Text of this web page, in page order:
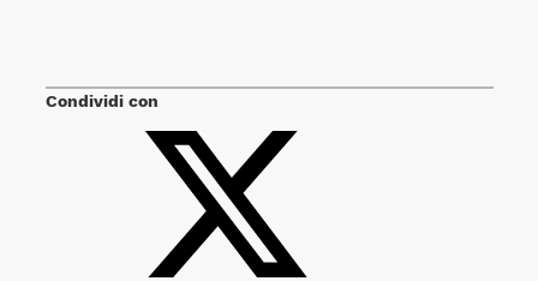
Condividi con